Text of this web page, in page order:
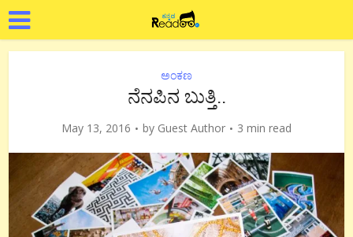
ಅಂಕಣ
ನೆನಪಿನ ಬುತ್ತಿ..
May 13, 2016 by Guest Author 3 min read